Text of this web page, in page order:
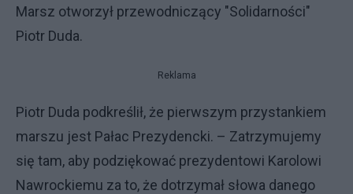
Marsz otworzył przewodniczący "Solidarności"
Piotr Duda.
Reklama
Piotr Duda podkreślił, że pierwszym przystankiem
marszu jest Pałac Prezydencki. – Zatrzymujemy
się tam, aby podziękować prezydentowi Karolowi
Nawrockiemu za to, że dotrzymał słowa danego